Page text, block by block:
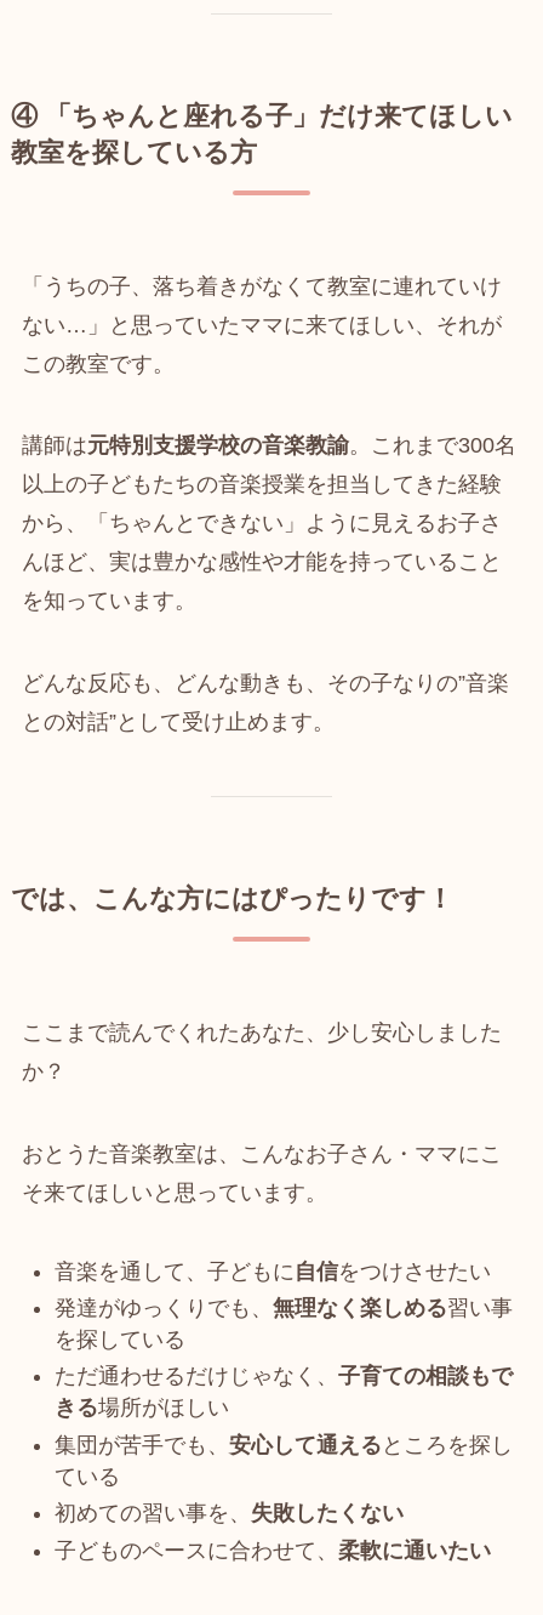
④ 「ちゃんと座れる子」だけ来てほしい
教室を探している方
「うちの子、落ち着きがなくて教室に連れていけ
ない…」と思っていたママに来てほしい、それが
この教室です。
講師は元特別支援学校の音楽教諭。これまで300名
以上の子どもたちの音楽授業を担当してきた経験
から、「ちゃんとできない」ように見えるお子さ
んほど、実は豊かな感性や才能を持っていること
を知っています。
どんな反応も、どんな動きも、その子なりの”音楽
との対話”として受け止めます。
では、こんな方にはぴったりです！
ここまで読んでくれたあなた、少し安心しました
か？
おとうた音楽教室は、こんなお子さん・ママにこ
そ来てほしいと思っています。
音楽を通して、子どもに 自信をつけさせたい
発達がゆっくりでも、 無理なく楽しめる習い事
を探している
ただ通わせるだけじゃなく、 子育ての相談もで
きる場所がほしい
集団が苦手でも、 安心して通える ところを探し
ている
初めての習い事を、 失敗したくない
子どものペースに合わせて、 柔軟に通いたい